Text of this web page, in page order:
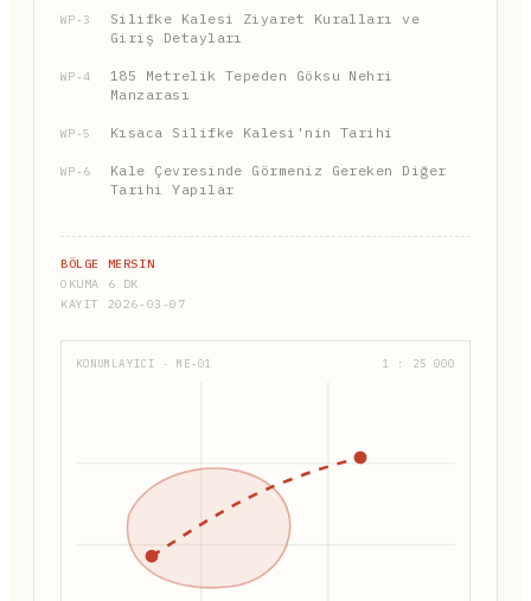
WP-3
Silifke Kalesi Ziyaret Kuralları ve
Giriş Detayları
WP-4
185 Metrelik Tepeden Göksu Nehri
Manzarası
WP-5 Kısaca Silifke Kalesi'nin Tarihi
WP-6
Kale Çevresinde Görmeniz Gereken Diğer
Tarihi Yapılar
BÖLGE MERSIN
OKUMA 6 DK
KAYIT 2026-03-07
KONUMLAYICI · ME-01 1 : 25 000